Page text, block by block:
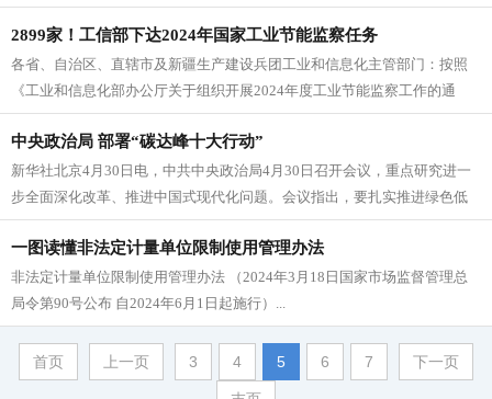
业提质升级、保障燃气安全、引领新...
2899家！工信部下达2024年国家工业节能监察任务
各省、自治区、直辖市及新疆生产建设兵团工业和信息化主管部门：按照
《工业和信息化部办公厅关于组织开展2024年度工业节能监察工作的通
知》（工信厅节函〔2024〕4...
中央政治局 部署“碳达峰十大行动”
新华社北京4月30日电，中共中央政治局4月30日召开会议，重点研究进一
步全面深化改革、推进中国式现代化问题。会议指出，要扎实推进绿色低
碳发展。认真实施空气质量持...
一图读懂非法定计量单位限制使用管理办法
非法定计量单位限制使用管理办法 （2024年3月18日国家市场监督管理总
局令第90号公布 自2024年6月1日起施行）...
首页 上一页 3 4 5 6 7 下一页